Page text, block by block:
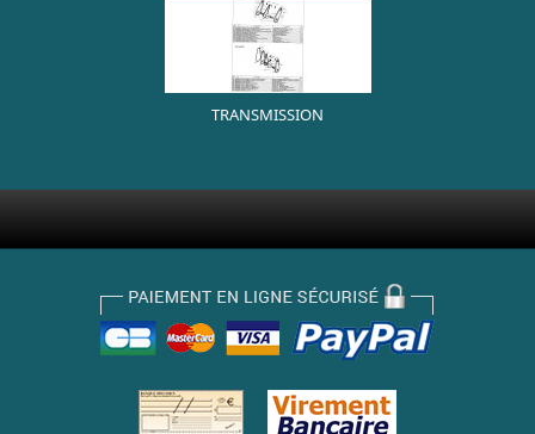
TRANSMISSION